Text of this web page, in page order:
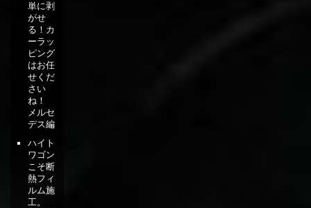
単に剥
がせ
る！カ
ーラッ
ピング
はお任
せくだ
さい
ね！
メルセ
デス編
ハイト
ワゴン
こそ断
熱フィ
ルム施
工。